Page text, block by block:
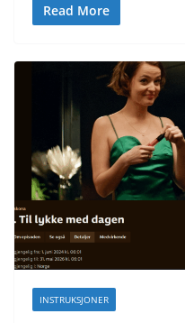
Read More
INSTRUKSJONER